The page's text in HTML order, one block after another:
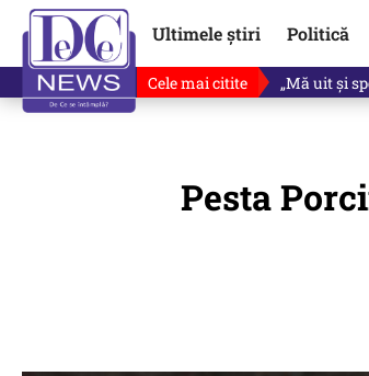
Ultimele știri Politică
Cele mai citite Ce se
Pesta